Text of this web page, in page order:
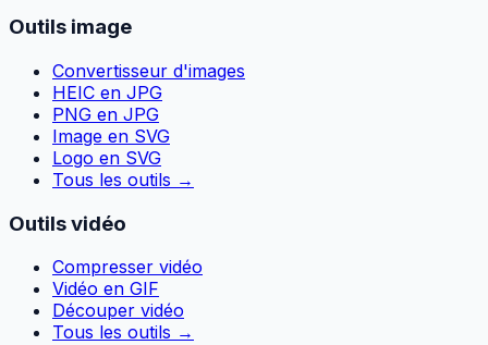
Outils image
Convertisseur d'images
HEIC en JPG
PNG en JPG
Image en SVG
Logo en SVG
Tous les outils →
Outils vidéo
Compresser vidéo
Vidéo en GIF
Découper vidéo
Tous les outils →